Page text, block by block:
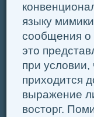
языку
сообщения о
это
при
приходится
выражение
восторг.